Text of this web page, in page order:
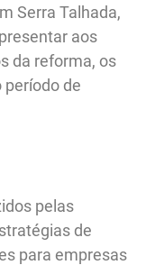
Serra Talhada,
aos
da reforma, os
período de
pelas
de
para empresas